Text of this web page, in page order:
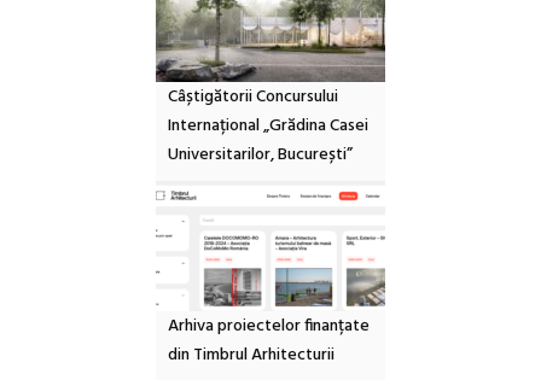
Câștigătorii Concursului
Internațional „Grădina Casei
Universitarilor, București”
Arhiva proiectelor finanțate
din Timbrul Arhitecturii